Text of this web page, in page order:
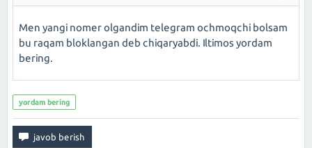
Men yangi nomer olgandim telegram ochmoqchi bolsam
bu raqam bloklangan deb chiqaryabdi. Iltimos yordam
bering.
yordam bering